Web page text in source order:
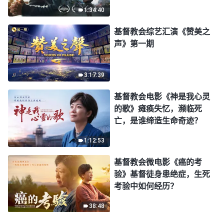
1:34:40
3:17:39
基督教会综艺汇演《赞美之
声》第一期
1:12:53
基督教会电影《神是我心灵
的歌》瘫痪失忆，濒临死
亡，是谁缔造生命奇迹？
38:48
基督教会微电影《癌的考
验》基督徒身患绝症，生死
考验中如何经历？